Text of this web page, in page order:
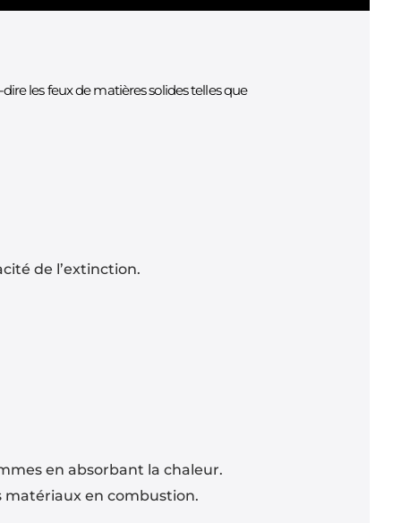
les feux de matières solides telles que
de l’extinction.
en absorbant la chaleur.
en combustion.